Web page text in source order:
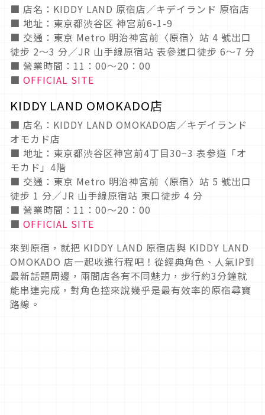
■ 店名：KIDDY LAND 原宿店／キデイランド 原宿店
■ 地址：東京都渋谷区 神宮前6-1-9
■ 交通：東京 Metro 明治神宮前〈原宿〉站 4 號出口
徒步 2～3 分／JR 山手線原宿站 表參道口徒步 6～7 分
■ 營業時間：11：00～20：00
■ OFFICIAL SITE
KIDDY LAND OMOKADO店
■ 店名：KIDDY LAND OMOKADO店／キデイランド
オモカド店
■ 地址：東京都渋谷区神宮前4丁目30−3 表参道「オ
モカド」4階
■ 交通：東京 Metro 明治神宮前〈原宿〉站 5 號出口
徒步 1 分／JR 山手線原宿站 東口徒步 4 分
■ 營業時間：11：00～20：00
■ OFFICIAL SITE
來到原宿，就把 KIDDY LAND 原宿店與 KIDDY LAND
OMOKADO 店一起收進行程吧！從經典角色、人氣IP到
最新話題周邊，兩間店各有不同魅力，步行約3分鐘就
能串連完成，對角色控來說幾乎是最有效率的原宿尋寶
路線。